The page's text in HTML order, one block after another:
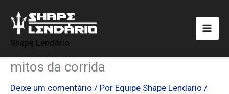
para
conteúdo
Shape Lendário
mitos da corrida
Deixe um comentário / Por Equipe Shape Lendario /